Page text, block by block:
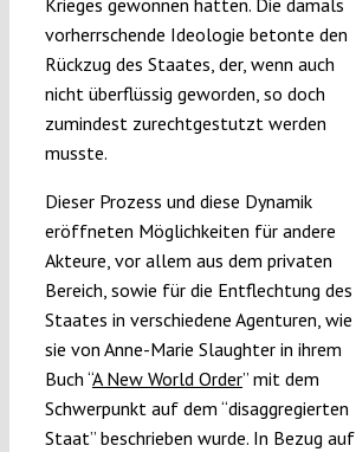
Krieges gewonnen hatten. Die damals
vorherrschende Ideologie betonte den
Rückzug des Staates, der, wenn auch
nicht überflüssig geworden, so doch
zumindest zurechtgestutzt werden
musste.
Dieser Prozess und diese Dynamik
eröffneten Möglichkeiten für andere
Akteure, vor allem aus dem privaten
Bereich, sowie für die Entflechtung des
Staates in verschiedene Agenturen, wie
sie von Anne-Marie Slaughter in ihrem
Buch “A New World Order” mit dem
Schwerpunkt auf dem “disaggregierten
Staat” beschrieben wurde. In Bezug auf